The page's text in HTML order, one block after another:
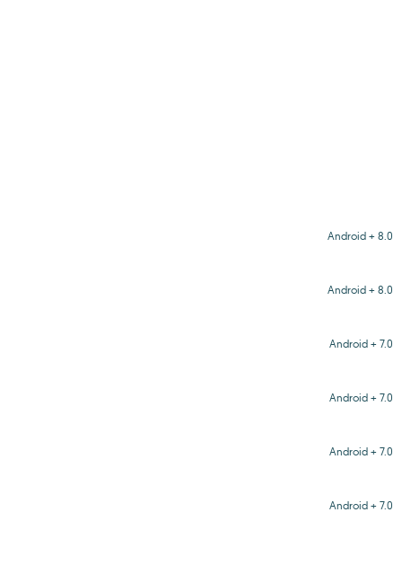
Android + 8.0
Android + 8.0
Android + 7.0
Android + 7.0
Android + 7.0
Android + 7.0